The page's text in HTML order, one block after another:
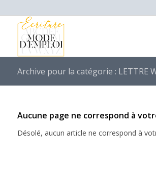
Archive pour la catégorie : LETTRE
Aucune page ne correspond à
Désolé, aucun article ne correspond à